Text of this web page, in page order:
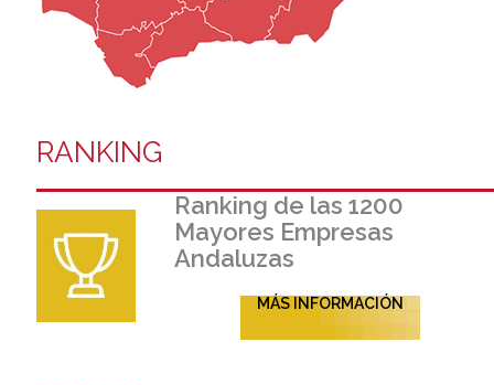
RANKING
Ranking de las 1200
Mayores Empresas
Andaluzas
MÁS INFORMACIÓN